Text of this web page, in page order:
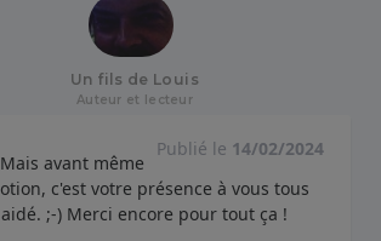
Un fils de Louis
Auteur et lecteur
Publié le 14/02/2024
avant même
c'est votre présence à vous tous
;-) Merci encore pour tout ça !